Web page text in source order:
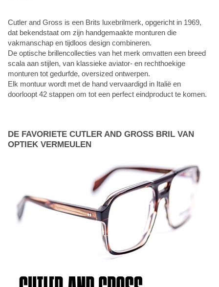
Cutler and Gross is een Brits luxebrilmerk, opgericht in 1969,
dat bekendstaat om zijn handgemaakte monturen die
vakmanschap en tijdloos design combineren.
De optische brillencollecties van het merk omvatten een breed
scala aan stijlen, van klassieke aviator- en rechthoekige
monturen tot gedurfde, oversized ontwerpen.
Elk montuur wordt met de hand vervaardigd in Italië en
doorloopt 42 stappen om tot een perfect eindproduct te komen.
DE FAVORIETE CUTLER AND GROSS BRIL VAN
OPTIEK VERMEULEN